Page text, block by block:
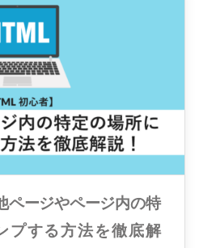
ページやページ内の特
プする方法を徹底解